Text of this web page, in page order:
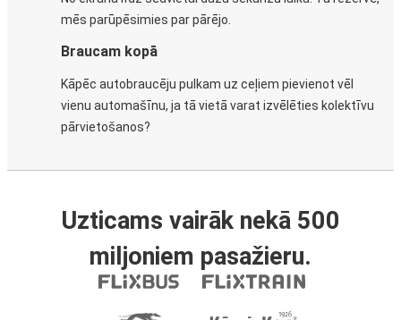
mēs parūpēsimies par pārējo.
Braucam kopā
Kāpēc autobraucēju pulkam uz ceļiem pievienot vēl
vienu automašīnu, ja tā vietā varat izvēlēties kolektīvu
pārvietošanos?
Uzticams vairāk nekā 500
miljoniem pasažieru.